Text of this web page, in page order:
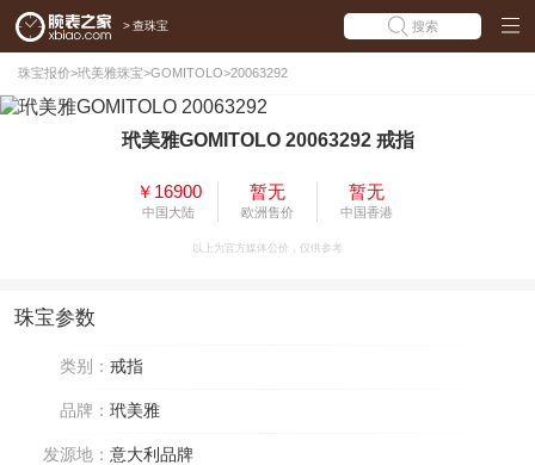
> 查珠宝 搜索
珠宝报价>玳美雅珠宝>GOMITOLO>20063292
玳美雅GOMITOLO 20063292 戒指
￥16900
中国大陆
暂无
欧洲售价
暂无
中国香港
以上为官方媒体公价，仅供参考
珠宝参数
类别： 戒指
品牌： 玳美雅
发源地： 意大利品牌